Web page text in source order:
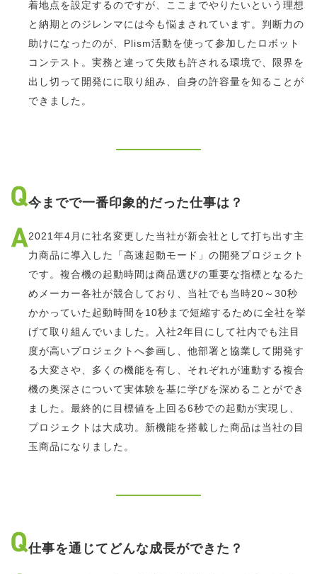
着地点を設定するのですが、ここまでやりたいという理想
と納期とのジレンマには今も悩まされています。判断力の
助けになったのが、Plism活動を使って参加したロボット
コンテスト。実務と違って失敗も許される環境で、限界を
出し切って開発にに取り組み、自身の許容量を知ることが
できました。
今までで一番印象的だった仕事は？
2021年4月に社名変更した当社が新会社として打ち出す主
力商品に導入した「高速起動モード」の開発プロジェクト
です。複合機の起動時間は商品選びの重要な指標となるた
めメーカー各社が競合しており、当社でも当時20～30秒
かかっていた起動時間を10秒まで短縮するために全社を挙
げて取り組んでいました。入社2年目にして社内でも注目
度が高いプロジェクトへ参画し、他部署と協業して開発す
る大変さや、多くの機能を有し、それぞれが連動する複合
機の奥深さについて実体験を基に学びを深めることができ
ました。最終的に目標値を上回る6秒での起動が実現し、
プロジェクトは大成功。新機能を搭載した商品は当社の目
玉商品になりました。
仕事を通じてどんな成長ができた？